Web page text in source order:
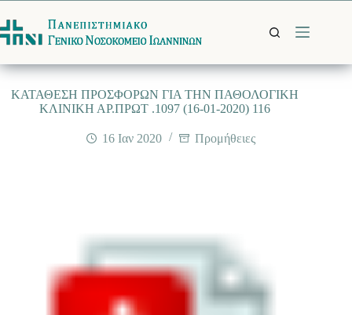
στο
περιεχόμενο
ΚΑΤΑΘΕΣΗ ΠΡΟΣΦΟΡΩΝ ΓΙΑ ΤΗΝ ΠΑΘΟΛΟΓΙΚΗ
ΚΛΙΝΙΚΗ ΑΡ.ΠΡΩΤ .1097 (16-01-2020) 116
16 Ιαν 2020 Προμήθειες